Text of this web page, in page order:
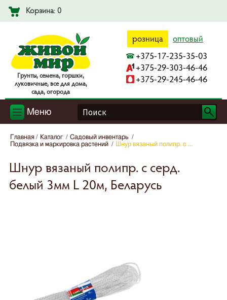
Корзина: 0
Гpyнты, ceмeнa, гopшки,
лyкoвичныe, вce для дoмa,
caдa, oгopoдa
розница оптовый
+375-17-235-35-03
+375-29-303-46-46
+375-29-245-46-46
Меню
Главная Каталог
Садовый инвентарь
Подвязка и маркировка растений
Шнур вязаный полипр. с ...
Шнур вязаный полипр. с серд.
белый 3мм L 20м, Беларусь